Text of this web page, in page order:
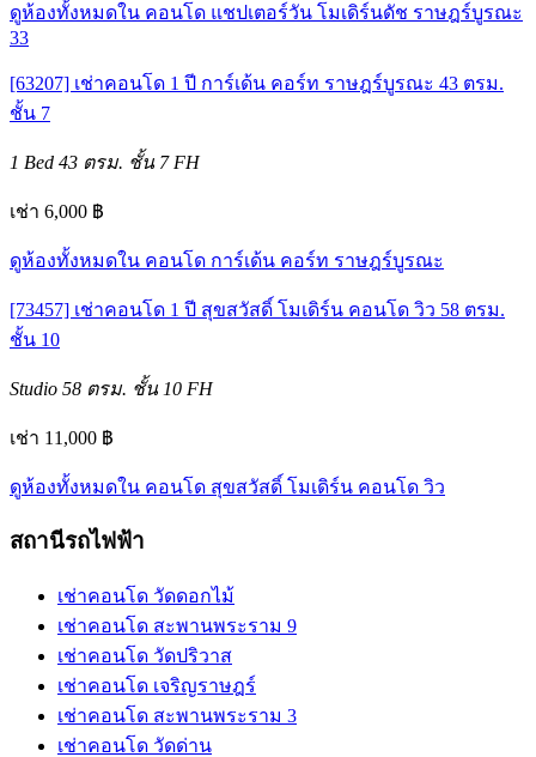
ดูห้องทั้งหมดใน คอนโด แชปเตอร์วัน โมเดิร์นดัช ราษฎร์บูรณะ
33
[63207] เช่าคอนโด 1 ปี การ์เด้น คอร์ท ราษฎร์บูรณะ 43 ตรม.
ชั้น 7
1 Bed 43 ตรม. ชั้น 7 FH
เช่า 6,000 ฿
ดูห้องทั้งหมดใน คอนโด การ์เด้น คอร์ท ราษฎร์บูรณะ
[73457] เช่าคอนโด 1 ปี สุขสวัสดิ์ โมเดิร์น คอนโด วิว 58 ตรม.
ชั้น 10
Studio 58 ตรม. ชั้น 10 FH
เช่า 11,000 ฿
ดูห้องทั้งหมดใน คอนโด สุขสวัสดิ์ โมเดิร์น คอนโด วิว
สถานีรถไฟฟ้า
เช่าคอนโด วัดดอกไม้
เช่าคอนโด สะพานพระราม 9
เช่าคอนโด วัดปริวาส
เช่าคอนโด เจริญราษฎร์
เช่าคอนโด สะพานพระราม 3
เช่าคอนโด วัดด่าน